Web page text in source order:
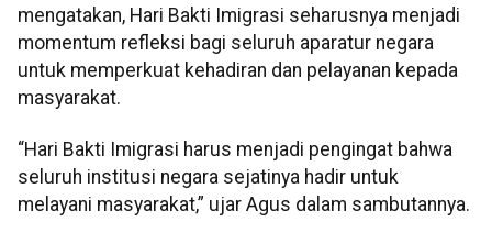
mengatakan, Hari Bakti Imigrasi seharusnya menjadi
momentum refleksi bagi seluruh aparatur negara
untuk memperkuat kehadiran dan pelayanan kepada
masyarakat.
“Hari Bakti Imigrasi harus menjadi pengingat bahwa
seluruh institusi negara sejatinya hadir untuk
melayani masyarakat,” ujar Agus dalam sambutannya.